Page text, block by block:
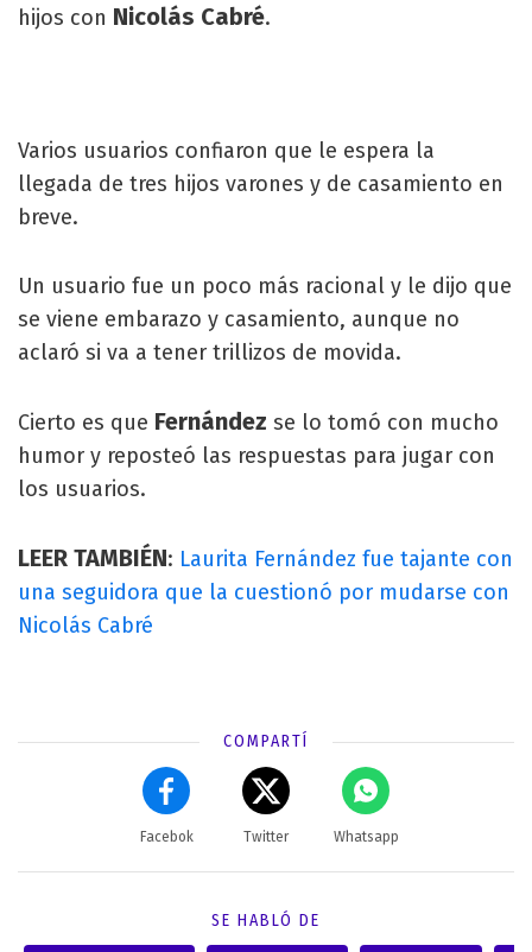
hijos con Nicolás Cabré.
Varios usuarios confiaron que le espera la
llegada de tres hijos varones y de casamiento en
breve.
Un usuario fue un poco más racional y le dijo que
se viene embarazo y casamiento, aunque no
aclaró si va a tener trillizos de movida.
Cierto es que Fernández se lo tomó con mucho
humor y reposteó las respuestas para jugar con
los usuarios.
LEER TAMBIÉN: Laurita Fernández fue tajante con
una seguidora que la cuestionó por mudarse con
Nicolás Cabré
COMPARTÍ
Facebok Twitter Whatsapp
SE HABLÓ DE